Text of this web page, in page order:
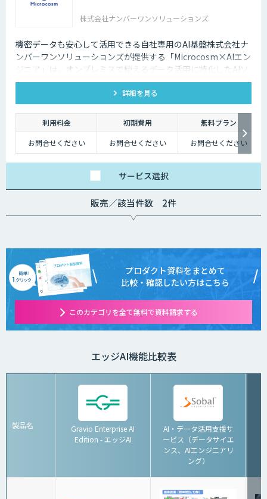
株式会社ナンバーワンソリューションズ
機密データも安心して活用できる自社専用のAI基盤株式会社ナ
ンバーワンソリューションズが提供する「Microcosm×AIエン
ジニア」は、オンプレミスで使えるデータ活用に特化したAIソ
リューションをAIエンジニアが貴社の課題に合わせてカスタマ
イズするサービスです。社内に眠るデータを「会社の資産」と
して生まれ変わらせることができます。
詳細を見る
利用料金 初期費用
無料プラン
お問合せください
お問合せください お問合せください
サービス選択
販売／該当件数 2件
プロダクト資料をまとめて
比較・確認したい方はこちら
このカテゴリを全て無料で資料請求する
エッジAI機能比較表
製品名
Gravio Enterprise AI
Edition - エッジAI
AI・データ活用支援サ
ービス（データサイエ
ンス、AIエンジニアリ
ング）